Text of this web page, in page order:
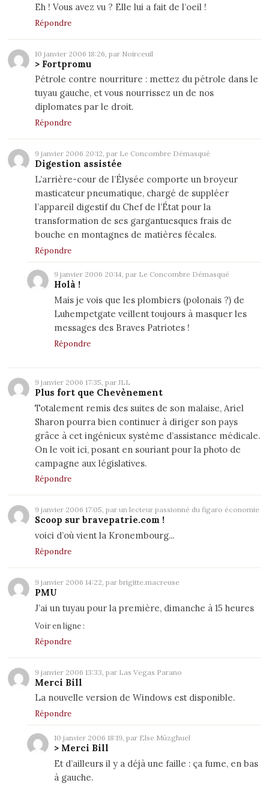
Eh ! Vous avez vu ? Elle lui a fait de l’oeil !
Répondre
10 janvier 2006 18:26, par Noirceuil
> Fortpromu
Pétrole contre nourriture : mettez du pétrole dans le
tuyau gauche, et vous nourrissez un de nos
diplomates par le droit.
Répondre
9 janvier 2006 20:12, par Le Concombre Démasqué
Digestion assistée
L’arrière-cour de l’Élysée comporte un broyeur
masticateur pneumatique, chargé de suppléer
l’appareil digestif du Chef de l’État pour la
transformation de ses gargantuesques frais de
bouche en montagnes de matières fécales.
Répondre
9 janvier 2006 20:14, par Le Concombre Démasqué
Holà !
Mais je vois que les plombiers (polonais ?) de
Luhempetgate veillent toujours à masquer les
messages des Braves Patriotes !
Répondre
9 janvier 2006 17:35, par JLL
Plus fort que Chevènement
Totalement remis des suites de son malaise, Ariel
Sharon pourra bien continuer à diriger son pays
grâce à cet ingénieux système d’assistance médicale.
On le voit ici, posant en souriant pour la photo de
campagne aux législatives.
Répondre
9 janvier 2006 17:05, par un lecteur passionné du figaro économie
Scoop sur bravepatrie.com !
voici d’où vient la Kronembourg...
Répondre
9 janvier 2006 14:22, par brigitte.macreuse
PMU
J’ai un tuyau pour la première, dimanche à 15 heures
Voir en ligne :
Répondre
9 janvier 2006 13:33, par Las Vegas Parano
Merci Bill
La nouvelle version de Windows est disponible.
Répondre
10 janvier 2006 18:19, par Else Müzghuel
> Merci Bill
Et d’ailleurs il y a déjà une faille : ça fume, en bas
à gauche.